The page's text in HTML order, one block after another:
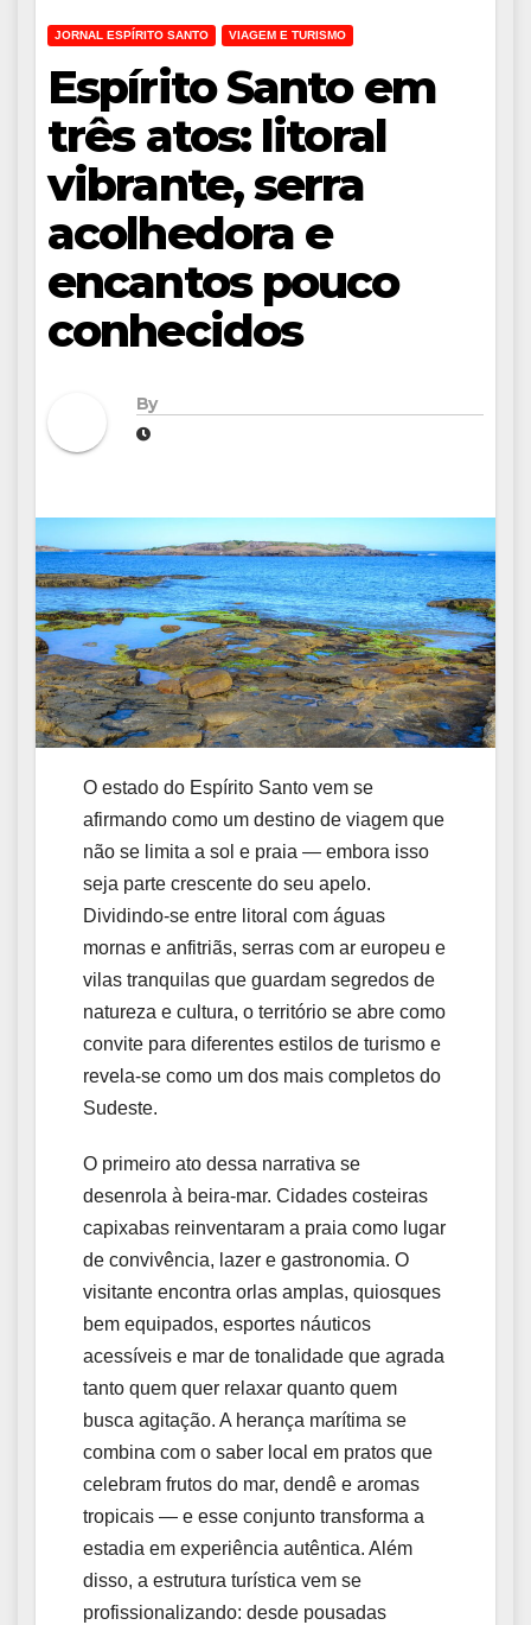
JORNAL ESPÍRITO SANTO VIAGEM E TURISMO
Espírito Santo em
três atos: litoral
vibrante, serra
acolhedora e
encantos pouco
conhecidos
By
O estado do Espírito Santo vem se
afirmando como um destino de viagem que
não se limita a sol e praia — embora isso
seja parte crescente do seu apelo.
Dividindo‑se entre litoral com águas
mornas e anfitriãs, serras com ar europeu e
vilas tranquilas que guardam segredos de
natureza e cultura, o território se abre como
convite para diferentes estilos de turismo e
revela‑se como um dos mais completos do
Sudeste.
O primeiro ato dessa narrativa se
desenrola à beira‑mar. Cidades costeiras
capixabas reinventaram a praia como lugar
de convivência, lazer e gastronomia. O
visitante encontra orlas amplas, quiosques
bem equipados, esportes náuticos
acessíveis e mar de tonalidade que agrada
tanto quem quer relaxar quanto quem
busca agitação. A herança marítima se
combina com o saber local em pratos que
celebram frutos do mar, dendê e aromas
tropicais — e esse conjunto transforma a
estadia em experiência autêntica. Além
disso, a estrutura turística vem se
profissionalizando: desde pousadas